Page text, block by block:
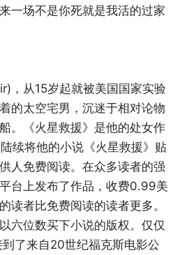
一场不是你死就是我活的过家
，从15岁起就被美国国家实验
的太空宅男，沉迷于相对论物
。《火星救援》是他的处女作
续将他的小说《火星救援》贴
人免费阅读。在众多读者的强
台上发布了作品，收费0.99美
读者比免费阅读的读者更多。
六位数买下小说的版权。仅仅
到了来自20世纪福克斯电影公